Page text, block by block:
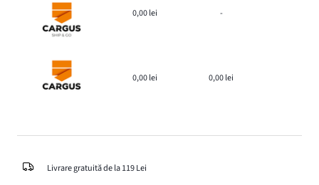
0,00 lei -
0,00 lei 0,00 lei
Livrare gratuită de la 119 Lei